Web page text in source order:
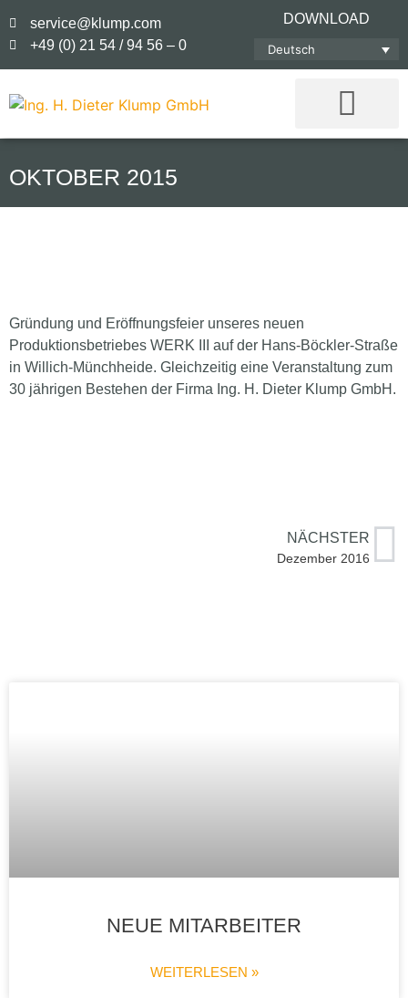
service@klump.com
+49 (0) 21 54 / 94 56 – 0
DOWNLOAD
Deutsch
OKTOBER 2015
Gründung und Eröffnungsfeier unseres neuen
Produktionsbetriebes WERK III auf der Hans-Böckler-Straße
in Willich-Münchheide. Gleichzeitig eine Veranstaltung zum
30 jährigen Bestehen der Firma Ing. H. Dieter Klump GmbH.
NÄCHSTER
Dezember 2016
NEUE MITARBEITER
WEITERLESEN »